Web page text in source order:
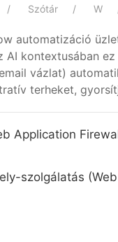
Szótár W
automatizáció
AI kontextusában
vázlat)
terheket,
Application
szolgálatás (Web